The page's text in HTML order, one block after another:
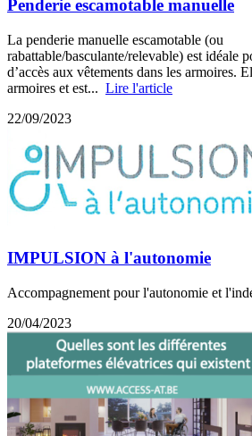
Penderie escamotable manuelle
La penderie manuelle escamotable (ou
rabattable/basculante/relevable) est idéale
d’accès aux vêtements dans les armoires.
armoires et est... Lire l'article
22/09/2023
IMPULSION à l'autonomie
Accompagnement pour l'autonomie et
20/04/2023